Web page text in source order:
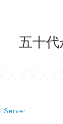
五十代
Server